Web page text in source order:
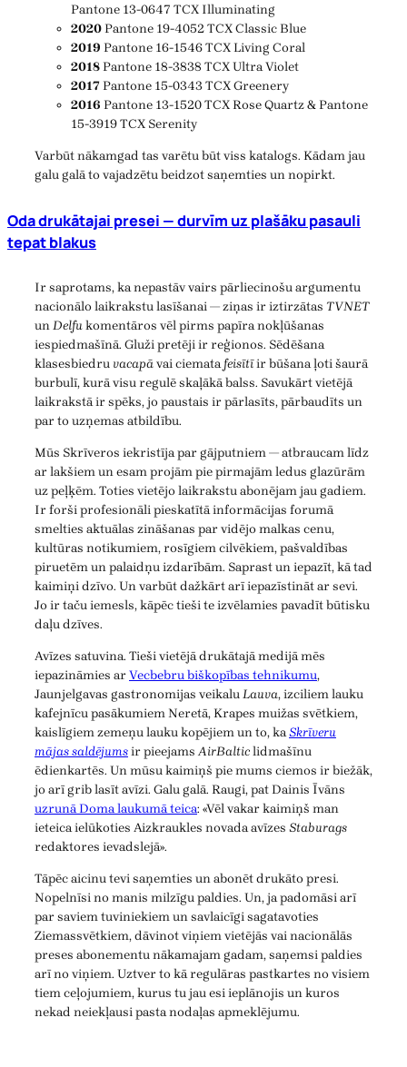
Pantone 13-0647 TCX Illuminating
2020Pantone 19-4052 TCX Classic Blue
2019 Pantone 16-1546 TCX Living Coral
2018Pantone 18-3838 TCX Ultra Violet
2017Pantone 15-0343 TCX Greenery
2016 Pantone 13-1520 TCX Rose Quartz & Pantone
15-3919 TCX Serenity
Varbūt nākamgad tas varētu būt viss katalogs. Kādam jau
galu galā to vajadzētu beidzot saņemties un nopirkt.
Oda drukātajai presei — durvīm uz plašāku pasauli
tepat blakus
Ir saprotams, ka nepastāv vairs pārliecinošu argumentu
nacionālo laikrakstu lasīšanai — ziņas ir iztirzātas TVNET
unDelfukomentāros vēl pirms papīra nokļūšanas
iespiedmašīnā. Gluži pretēji ir reģionos. Sēdēšana
klasesbiedruvacapāvai ciematafeisītīir būšana ļoti šaurā
burbulī, kurā visu regulē skaļākā balss. Savukārt vietējā
laikrakstā ir spēks, jo paustais ir pārlasīts, pārbaudīts un
par to uzņemas atbildību.
Mūs Skrīveros iekristīja par gājputniem — atbraucam līdz
ar lakšiem un esam projām pie pirmajām ledus glazūrām
uz peļķēm. Toties vietējo laikrakstu abonējam jau gadiem.
Ir forši profesionāli pieskatītā informācijas forumā
smelties aktuālas zināšanas par vidējo malkas cenu,
kultūras notikumiem, rosīgiem cilvēkiem, pašvaldības
piruetēm un palaidņu izdarībām. Saprast un iepazīt, kā tad
kaimiņi dzīvo. Un varbūt dažkārt arī iepazīstināt ar sevi.
Jo ir taču iemesls, kāpēc tieši te izvēlamies pavadīt būtisku
daļu dzīves.
Avīzes satuvina. Tieši vietējā drukātajā medijā mēs
iepazināmies arVecbebru biškopības tehnikumu,
Jaunjelgavas gastronomijas veikaluLauva, izciliem lauku
kafejnīcu pasākumiem Neretā, Krapes muižas svētkiem,
kaislīgiem zemeņu lauku kopējiem un to, kaSkrīveru
mājas saldējumsir pieejamsAirBalticlidmašīnu
ēdienkartēs. Un mūsu kaimiņš pie mums ciemos ir biežāk,
jo arī grib lasīt avīzi. Galu galā. Raugi, pat Dainis Īvāns
uzrunā Doma laukumā teica: «Vēl vakar kaimiņš man
ieteica ielūkoties Aizkraukles novada avīzes Staburags
redaktores ievadslejā».
Tāpēc aicinu tevi saņemties un abonēt drukāto presi.
Nopelnīsi no manis milzīgu paldies. Un, ja padomāsi arī
par saviem tuviniekiem un savlaicīgi sagatavoties
Ziemassvētkiem, dāvinot viņiem vietējās vai nacionālās
preses abonementu nākamajam gadam, saņemsi paldies
arī no viņiem. Uztver to kā regulāras pastkartes no visiem
tiem ceļojumiem, kurus tu jau esi ieplānojis un kuros
nekad neiekļausi pasta nodaļas apmeklējumu.